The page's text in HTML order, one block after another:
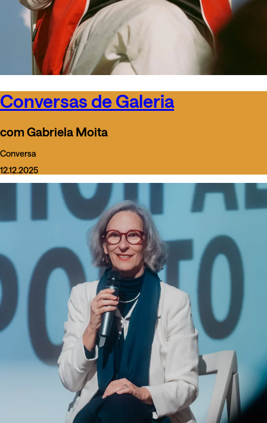
Conversas de Galeria
com Gabriela Moita
Conversa
12.12.2025